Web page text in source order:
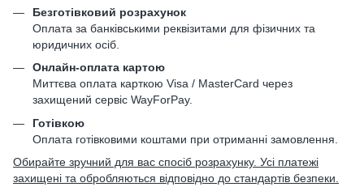
Безготівковий розрахунок
Оплата за банківськими реквізитами для фізичних та
юридичних осіб.
Онлайн-оплата картою
Миттєва оплата карткою Visa / MasterCard через
захищений сервіс WayForPay.
Готівкою
Оплата готівковими коштами при отриманні замовлення.
Обирайте зручний для вас спосіб розрахунку. Усі платежі
захищені та обробляються відповідно до стандартів безпеки.